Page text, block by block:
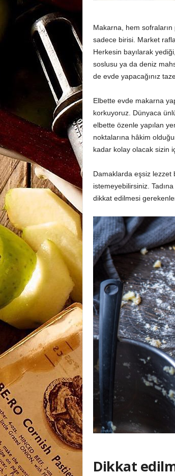
Makarna, hem
sadece birisi. Market
Herkesin bayılarak
soslusu ya da deniz
de evde yapacağınız
Elbette evde makarna
korkuyoruz. Dünyaca
elbette özenle yapılan
noktalarına hâkim
kadar kolay olacak sizin
Damaklarda eşsiz lezzet
istemeyebilirsiniz.
dikkat edilmesi
Dikkat